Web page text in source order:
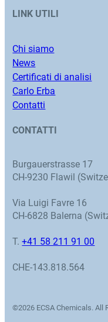
LINK UTILI
Chi siamo
News
Certificati di analisi
Carlo Erba
Contatti
CONTATTI
Burgauerstrasse 17
CH-9230 Flawil
Via Luigi Favre 16
CH-6828 Balerna
T.+41 58 211 91 00
CHE-143.818.564
©2026 ECSA Chemicals. All